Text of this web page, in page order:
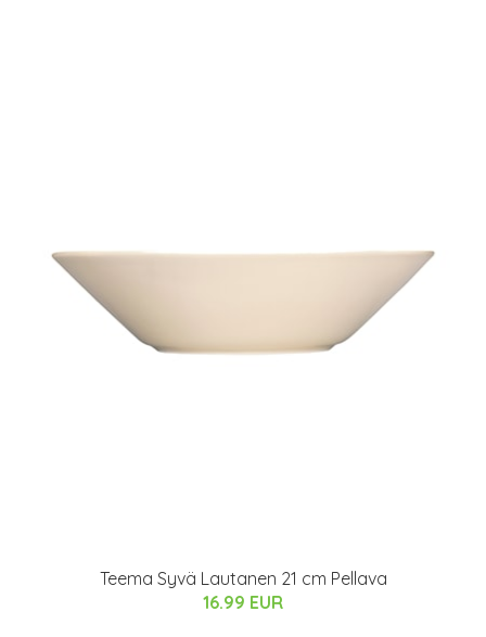
Teema Syvä Lautanen 21 cm Pellava
16.99 EUR